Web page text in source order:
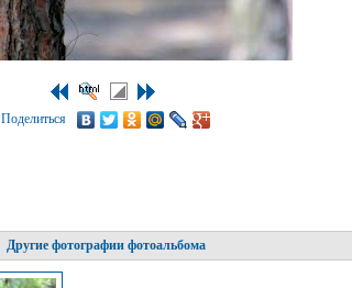
Поделиться
Другие фотографии фотоальбома